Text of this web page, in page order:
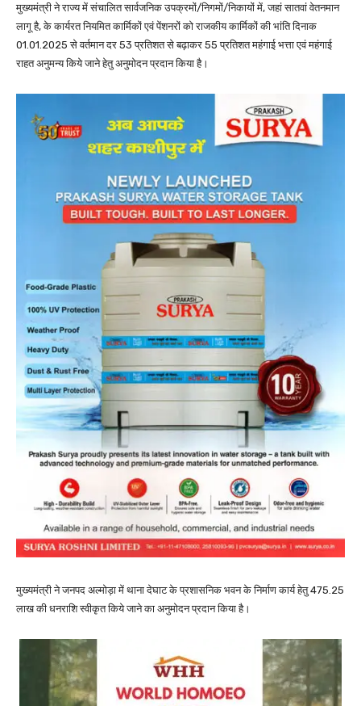
मुख्यमंत्री ने राज्य में संचालित सार्वजनिक उपक्रमों/निगमों/निकायों में, जहां सातवां वेतनमान
लागू है, के कार्यरत नियमित कार्मिकों एवं पेंशनरों को राजकीय कार्मिकों की भांति दिनाक
01.01.2025 से वर्तमान दर 53 प्रतिशत से बढ़ाकर 55 प्रतिशत महंगाई भत्ता एवं महंगाई
राहत अनुमन्य किये जाने हेतु अनुमोदन प्रदान किया है।
मुख्यमंत्री ने जनपद अल्मोड़ा में थाना देघाट के प्रशासनिक भवन के निर्माण कार्य हेतु 475.25
लाख की धनराशि स्वीकृत किये जाने का अनुमोदन प्रदान किया है।